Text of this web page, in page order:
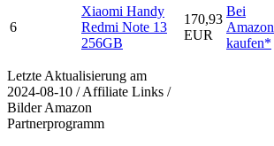
6
Xiaomi Handy
Redmi Note 13
256GB
170,93
EUR
Bei
Amazon
kaufen*
Letzte Aktualisierung am
2024-08-10 / Affiliate Links /
Bilder Amazon
Partnerprogramm